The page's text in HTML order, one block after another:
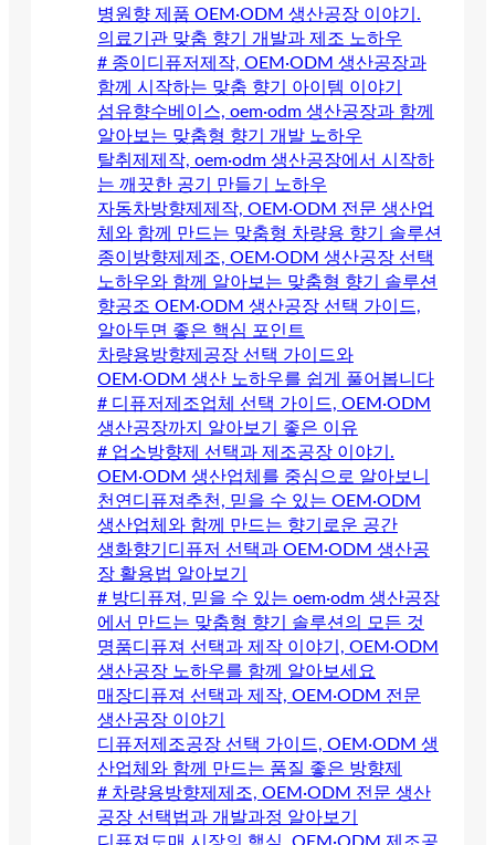
병원향 제품 OEM·ODM 생산공장 이야기.
의료기관 맞춤 향기 개발과 제조 노하우
# 종이디퓨저제작, OEM·ODM 생산공장과
함께 시작하는 맞춤 향기 아이템 이야기
섬유향수베이스, oem·odm 생산공장과 함께
알아보는 맞춤형 향기 개발 노하우
탈취제제작, oem·odm 생산공장에서 시작하
는 깨끗한 공기 만들기 노하우
자동차방향제제작, OEM·ODM 전문 생산업
체와 함께 만드는 맞춤형 차량용 향기 솔루션
종이방향제제조, OEM·ODM 생산공장 선택
노하우와 함께 알아보는 맞춤형 향기 솔루션
향공조 OEM·ODM 생산공장 선택 가이드,
알아두면 좋은 핵심 포인트
차량용방향제공장 선택 가이드와
OEM·ODM 생산 노하우를 쉽게 풀어봅니다
# 디퓨저제조업체 선택 가이드, OEM·ODM
생산공장까지 알아보기 좋은 이유
# 업소방향제 선택과 제조공장 이야기.
OEM·ODM 생산업체를 중심으로 알아보니
천연디퓨져추천, 믿을 수 있는 OEM·ODM
생산업체와 함께 만드는 향기로운 공간
생화향기디퓨저 선택과 OEM·ODM 생산공
장 활용법 알아보기
# 방디퓨져, 믿을 수 있는 oem·odm 생산공장
에서 만드는 맞춤형 향기 솔루션의 모든 것
명품디퓨져 선택과 제작 이야기, OEM·ODM
생산공장 노하우를 함께 알아보세요
매장디퓨져 선택과 제작, OEM·ODM 전문
생산공장 이야기
디퓨저제조공장 선택 가이드, OEM·ODM 생
산업체와 함께 만드는 품질 좋은 방향제
# 차량용방향제제조, OEM·ODM 전문 생산
공장 선택법과 개발과정 알아보기